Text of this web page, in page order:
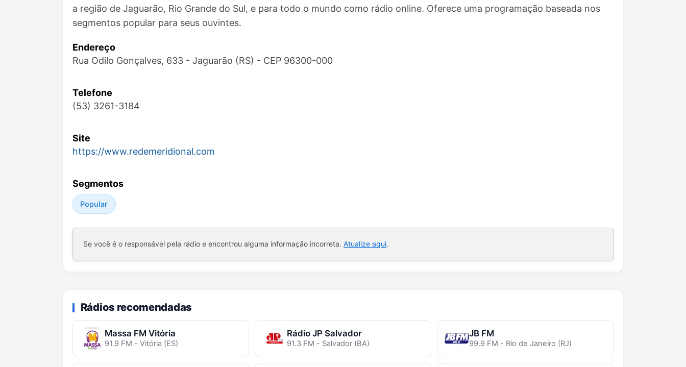
a região de Jaguarão, Rio Grande do Sul, e para todo o mundo como rádio online. Oferece uma programação baseada nos
segmentos popular para seus ouvintes.
Endereço
Rua Odilo Gonçalves, 633 - Jaguarão (RS) - CEP 96300-000
Telefone
(53) 3261-3184
Site
https://www.redemeridional.com
Segmentos
Popular
Se você é o responsável pela rádio e encontrou alguma informação incorreta. Atualize aqui.
Rádios recomendadas
Massa FM Vitória
91.9 FM - Vitória (ES)
Rádio JP Salvador
91.3 FM - Salvador (BA)
JB FM
99.9 FM - Rio de Janeiro (RJ)